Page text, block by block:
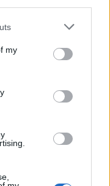
one or more Google
You may click to
third-party tags to
in below Google
my